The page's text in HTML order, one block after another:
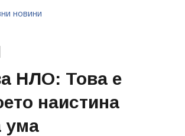
новини
НЛО: Това е
наистина
ума